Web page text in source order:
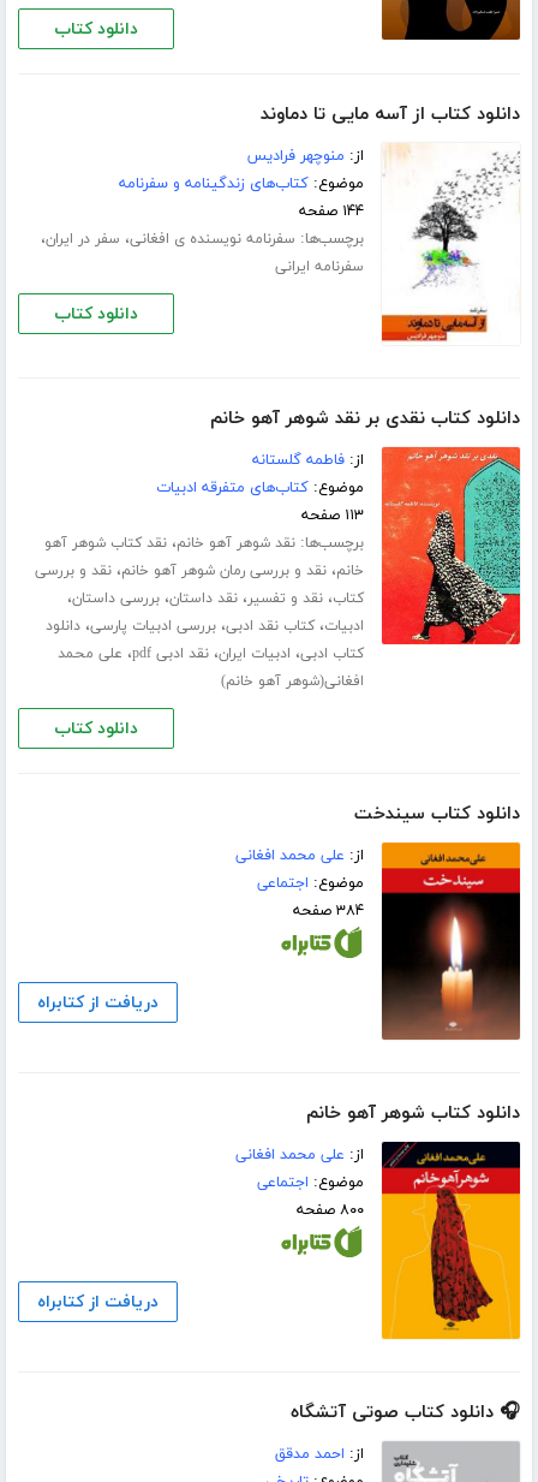
دانلود کتاب
دانلود کتاب از آسه مایی تا دماوند
از: منوچهر فرادیس
موضوع:کتاب‌های زندگینامه و سفرنامه
۱۴۴ صفحه
برچسب‌ها: سفرنامه نویسنده ی افغانی، سفر در ایران،
سفرنامه ایرانی
دانلود کتاب
دانلود کتاب نقدی بر نقد شوهر آهو خانم
از:فاطمه گلستانه
موضوع:کتاب‌های متفرقه ادبیات
۱۱۳ صفحه
برچسب‌ها:نقد شوهر آهو خانم،نقد کتاب شوهر آهو
خانم،نقد و بررسی رمان شوهر آهو خانم،نقد و بررسی
کتاب،نقد و تفسیر،نقد داستان،بررسی داستان،
ادبیات،کتاب نقد ادبی،بررسی ادبیات پارسی،دانلود
کتاب ادبی، ادبیات ایران،نقد ادبی pdf ، علی محمد
افغانی(شوهر آهو خانم)
دانلود کتاب
دانلود کتاب سیندخت
از: علی محمد افغانی
موضوع: اجتماعی
۳۸۴ صفحه
دریافت از کتابراه
دانلود کتاب شوهر آهو خانم
از: علی محمد افغانی
موضوع: اجتماعی
۸۰۰ صفحه
دریافت از کتابراه
🎧 دانلود کتاب صوتی آتشگاه
از: احمد مدقق